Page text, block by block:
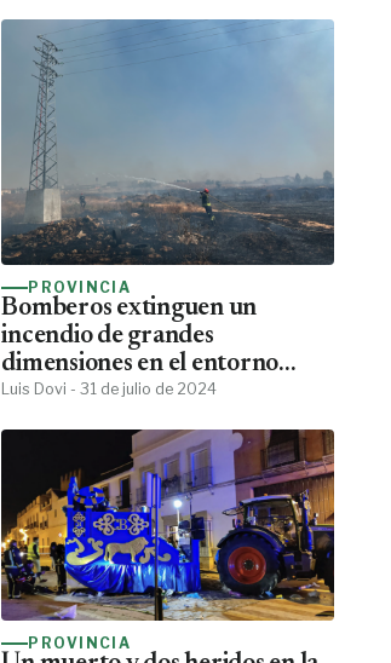
PROVINCIA
Bomberos extinguen un
incendio de grandes
dimensiones en el entorno
comercial de Gines
Luis Dovi - 31 de julio de 2024
PROVINCIA